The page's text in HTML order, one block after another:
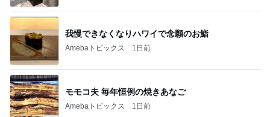
我慢できなくなりハワイで念願のお鮨
Amebaトピックス 1日前
モモコ夫 毎年恒例の焼きあなご
Amebaトピックス 1日前